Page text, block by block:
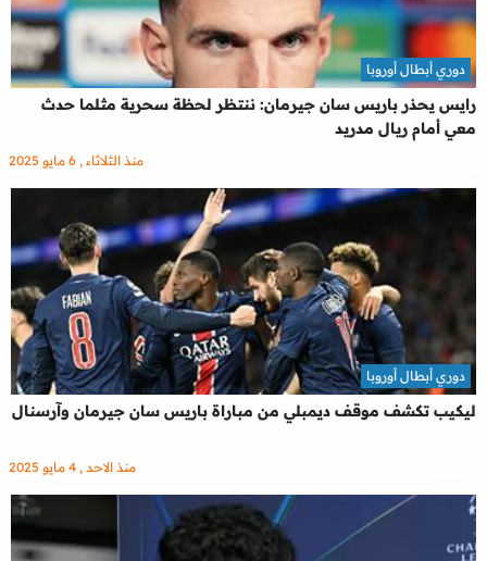
رايس يحذر باريس سان جيرمان: ننتظر لحظة سحرية مثلما حدث
معي أمام ريال مدريد
دوري أبطال أوروبا
منذ الثلاثاء , 6 مايو 2025
ليكيب تكشف موقف ديمبلي من مباراة باريس سان جيرمان وآرسنال
دوري أبطال أوروبا
منذ الاحد , 4 مايو 2025